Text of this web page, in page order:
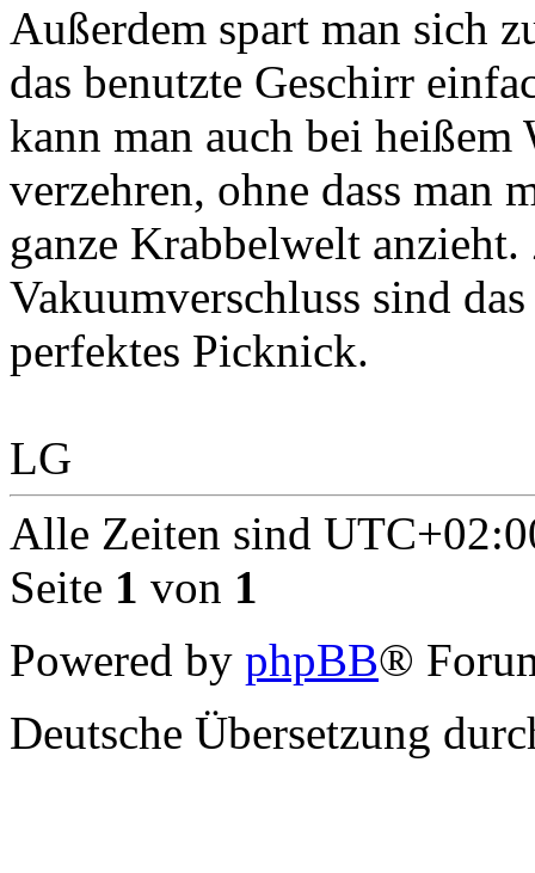
Außerdem spart man sich
das benutzte Geschirr
kann man auch bei heißem
verzehren, ohne dass man
ganze Krabbelwelt
Vakuumverschluss sind
perfektes Picknick.
LG
Alle Zeiten sind
Seite 1 von 1
Powered by phpBB®
Deutsche Übersetzung